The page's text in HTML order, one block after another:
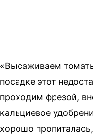
«Высаживаем
посадке этот
проходим фрезой,
кальциевое
хорошо